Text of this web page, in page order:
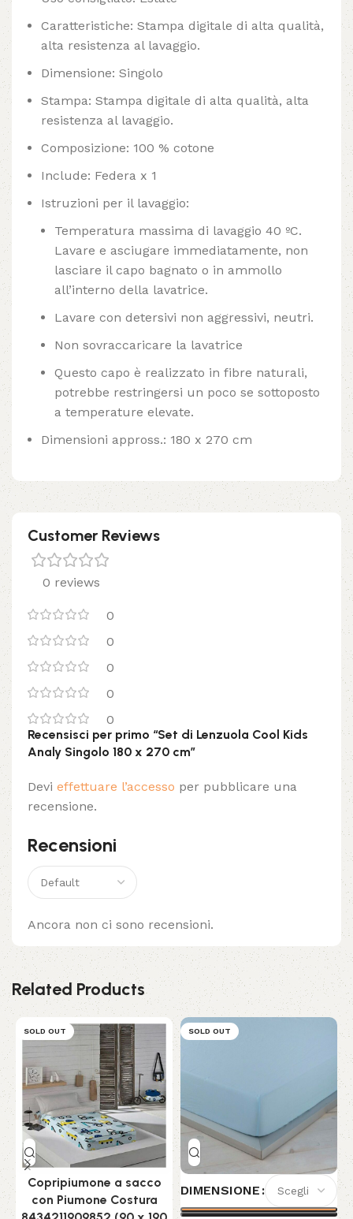
Caratteristiche: Stampa digitale di alta qualità,
alta resistenza al lavaggio.
Dimensione: Singolo
Stampa: Stampa digitale di alta qualità, alta
resistenza al lavaggio.
Composizione: 100 % cotone
Include: Federa x 1
Istruzioni per il lavaggio:
Temperatura massima di lavaggio 40 ºC.
Lavare e asciugare immediatamente, non
lasciare il capo bagnato o in ammollo
all’interno della lavatrice.
Lavare con detersivi non aggressivi, neutri.
Non sovraccaricare la lavatrice
Questo capo è realizzato in fibre naturali,
potrebbe restringersi un poco se sottoposto
a temperature elevate.
Dimensioni appross.: 180 x 270 cm
Customer Reviews
0 reviews
0
0
0
0
0
Recensioni
Ancora non ci sono recensioni.
Recensisci per primo “Set di Lenzuola Cool Kids
Analy Singolo 180 x 270 cm”
Devi effettuare l’accesso per pubblicare una
recensione.
Related Products
SOLD OUT
Copripiumone a sacco
con Piumone Costura
SOLD OUT
DIMENSIONE